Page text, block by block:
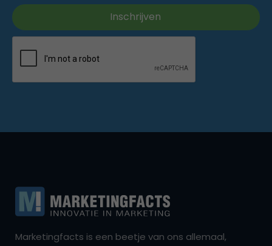
Marketingfacts is een beetje van ons allemaal,